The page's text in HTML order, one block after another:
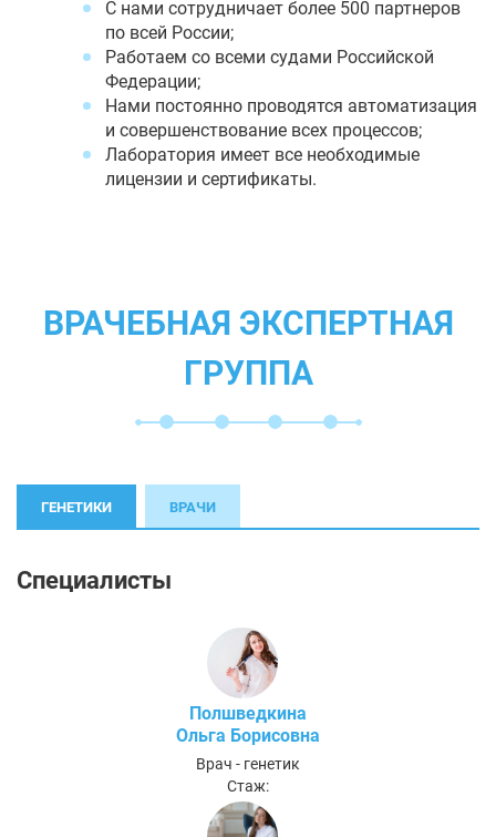
С нами сотрудничает более 500 партнеров
по всей России;
Работаем со всеми судами Российской
Федерации;
Нами постоянно проводятся автоматизация
и совершенствование всех процессов;
Лаборатория имеет все необходимые
лицензии и сертификаты.
ВРАЧЕБНАЯ ЭКСПЕРТНАЯ
ГРУППА
ГЕНЕТИКИ ВРАЧИ
Специалисты
Полшведкина
Ольга Борисовна
Врач - генетик
Стаж: